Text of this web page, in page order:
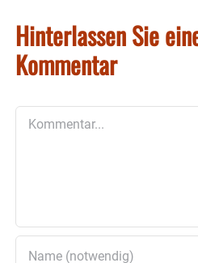
Hinterlassen Sie
Kommentar